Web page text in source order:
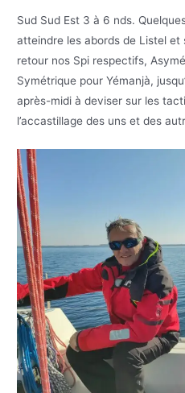
Sud Sud Est 3 à 6 nds.
atteindre les abords de Listel et
retour nos Spi respectifs,
Symétrique pour Yémanjà,
après-midi à deviser sur les
l’accastillage des uns et des